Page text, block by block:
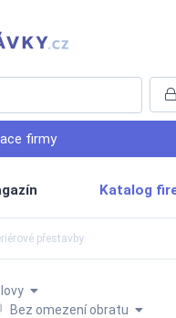
firmy
Katalog
přestavby
Bez omezení obratu